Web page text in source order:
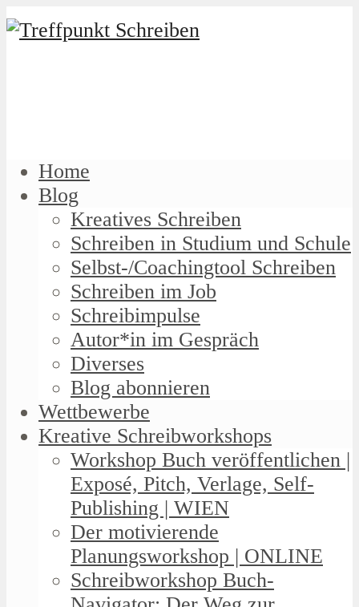
Home
Blog
Kreatives Schreiben
Schreiben in Studium und Schule
Selbst-/Coachingtool Schreiben
Schreiben im Job
Schreibimpulse
Autor*in im Gespräch
Diverses
Blog abonnieren
Wettbewerbe
Kreative Schreibworkshops
Workshop Buch veröffentlichen |
Exposé, Pitch, Verlage, Self-
Publishing | WIEN
Der motivierende
Planungsworkshop | ONLINE
Schreibworkshop Buch-